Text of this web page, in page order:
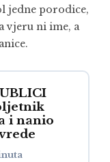
jedne porodice,
vjeru ni ime, a
i nanio